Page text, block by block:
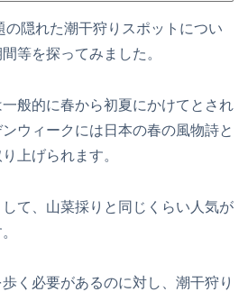
の隠れた潮干狩りスポットについ
等を探ってみました。
般的に春から初夏にかけてとされ
ウィークには日本の春の風物詩と
上げられます。
て、山菜採りと同じくらい人気が
く必要があるのに対し、潮干狩り